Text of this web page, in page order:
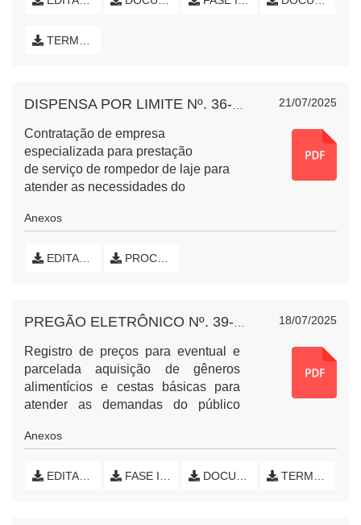
descritivo, projetos e planilha
TERMO DE HOMOLOGAÇÃO E EXTRATO DE CONTRATO
21/07/2025
Contratação de empresa
especializada para prestação
de serviço de rompedor de laje para
atender as necessidades do
doSudoeste, Paraná.
Anexos
EDITAL DE DISPENSA DE LICITAÇÃO PROCESSO NA ÍNTEGRA
18/07/2025
Registro de preços para eventual e
parcelada aquisição de gêneros
alimentícios e cestas básicas para
atender as demandas do público
Municipal de Assistência Social no
Esperança do Sudoeste, Paraná.
Anexos
EDITAL DE LICITAÇÃO FASE INTERNA (INCIAL) DOCUMENTOS EMPRESAS TERMO DE HOMOLOGAÇÃO E EXTRATO DE ATAS